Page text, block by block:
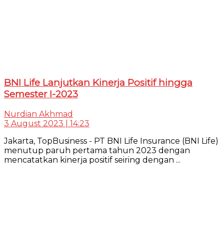
BNI Life Lanjutkan Kinerja Positif hingga
Semester I-2023
Nurdian Akhmad
3 August 2023 | 14:23
Jakarta, TopBusiness - PT BNI Life Insurance (BNI Life)
menutup paruh pertama tahun 2023 dengan
mencatatkan kinerja positif seiring dengan ...